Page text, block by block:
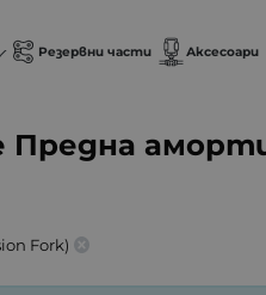
Резервни части Аксесоари
Предна
Fork)